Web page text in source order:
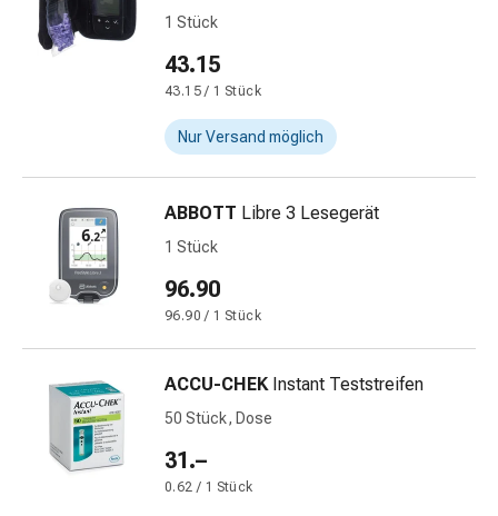
Blähungen
&
Krämpfe
Verstopfung
Medizinische
Hautpflege
Ekzeme
Juckreiz
Hühneraugen
Warzen
Fusspilz
Narbenbehandlung
Haut
Krankhaftes
1 Stück
43.15
43.15 / 1 Stück
Nur Versand möglich
ABBOTT Libre 3 Lesegerät
1 Stück
96.90
96.90 / 1 Stück
ACCU-CHEK Instant Teststreifen
50 Stück, Dose
31.–
0.62 / 1 Stück